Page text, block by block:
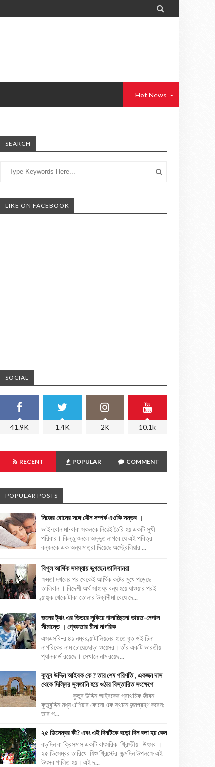

Hot News
SEARCH
LIKE ON FACEBOOK
SOCIAL
41.9K 1.4K 2K 10.1k
RECENT POPULAR COMMENT
POPULAR POSTS
নিজের বোনের সঙ্গে যৌন সম্পর্ক এওকি সম্ভব ।
ভাই-বোন মা-বাবা সকলকে নিয়েই তৈরি হয় একটি সুখী
পরিবার। কিন্তু শুনলে অদ্ভুত লাগবে যে এই পবিত্র
বন্ধনকে এক অন্য মাত্রা দিয়েছে অস্ট্রেলিয়ার ...
বিপুল আর্থিক সমস্যায় ভুগছেন তালিবানরা
ক্ষমতা দখলের পর থেকেই আর্থিক কষ্টের মুখে পড়েছে
তালিবান । বিদেশী অর্থ সাহায্য বন্ধ হয়ে যাওয়ার পরই
ব্য়াঙ্ক থেকে টাকা তোলার উর্ধ্বসীমা বেধে দে...
জলের ট্যাং এর ভিতরে লুকিয়ে পালাচ্ছিলো ভারত-নেপাল
সীমান্তে । গ্ৰেফতার চীনা নাগরিক
এসএসবি-র ৪১ নম্বর ব্য়াটালিয়নের হাতে ধৃত ওই চিনা
নাগরিকের নাম চোয়েজোড়া ওয়েসর। তাঁর একটি ভারতীয়
প্যানকার্ড রয়েছে। সেখানে নাম রয়েছ...
কুতুব উদ্দিন আইবক কে ? তার শেষ পরিণতি , একজন দাস
থেকে দিল্লির সুলতানি হয়ে ওঠার বিস্তারিত সংক্ষেপে
কুতুব উদ্দিন আইবকের প্রাথমিক জীবন
কুতুবুদ্দিন মধ্য এশিয়ার কোনো এক স্থানে জন্মগ্রহণ করেন;
তার প...
২৫ ডিসেম্বর কী? এবং এই দিনটিকে বড়ো দিন বলা হয় কেন
বড়দিন বা ক্রিসমাস একটি বাৎসরিক খ্রিস্টীয় উৎসব ।
২৫ ডিসেম্বর তারিখে যিশু খ্রিস্টের জন্মদিন উপলক্ষে এই
উৎসব পালিত হয়। এই দ...